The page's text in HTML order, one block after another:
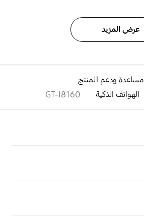
عرض المزيد
مساعدة ودعم المنتج
الهواتف الذكية GT-I8160